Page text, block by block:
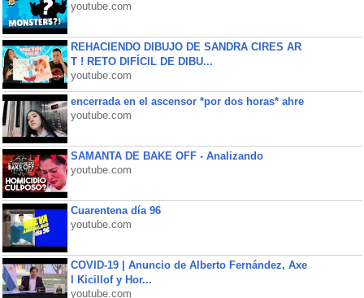
youtube.com
REHACIENDO DIBUJO DE SANDRA CIRES AR
T ! RETO DIFÍCIL DE DIBU...
youtube.com
encerrada en el ascensor *por dos horas* ahre
youtube.com
SAMANTA DE BAKE OFF - Analizando
youtube.com
Cuarentena día 96
youtube.com
COVID-19 | Anuncio de Alberto Fernández, Axe
l Kicillof y Hor...
youtube.com